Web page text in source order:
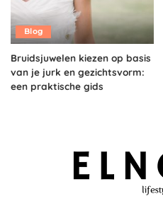
Blog
Bruidsjuwelen kiezen op basis
van je jurk en gezichtsvorm:
een praktische gids